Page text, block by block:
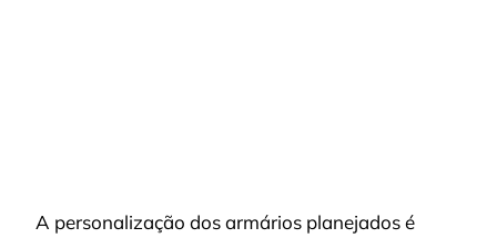
A personalização dos armários planejados é